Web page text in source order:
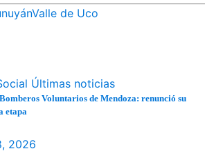
Valle de Uco
Últimas noticias
Voluntarios de Mendoza: renunció su
etapa
2026